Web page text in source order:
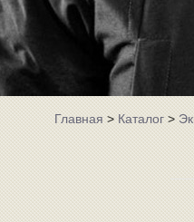
Главная>Каталог>